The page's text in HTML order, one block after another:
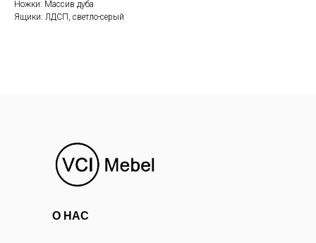
Ножки: Массив дуба
Ящики: ЛДСП, светло-серый
О НАС